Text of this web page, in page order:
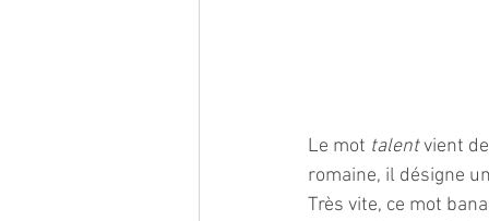
Le mot talent vient
romaine, il désigne
Très vite, ce mot